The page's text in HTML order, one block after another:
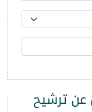
ترشيح